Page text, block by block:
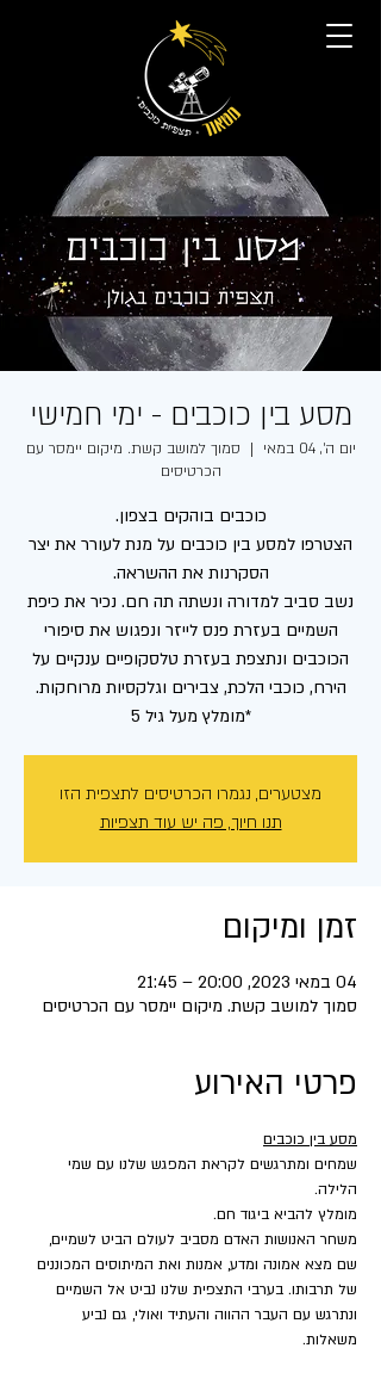
מסע בין כוכבים - ימי חמישי
יום ה׳, 04 במאי
  |
סמוך למושב קשת. מיקום יימסר עם
הכרטיסים
הצטרפו למסע בין כוכבים על מנת לעורר את יצר
נשב סביב למדורה ונשתה תה חם. נכיר את כיפת
השמיים בעזרת פנס לייזר ונפגוש את סיפורי
הכוכבים ונתצפת בעזרת טלסקופיים ענקיים על
*מומלץ מעל גיל 5
מצטערים, נגמרו הכרטיסים לתצפית הזו
תנו חיוך, פה יש עוד תצפיות
זמן ומיקום
04 במאי 2023, 20:00 – 21:45
סמוך למושב קשת. מיקום יימסר עם הכרטיסים
פרטי האירוע
מסע בין כוכבים
שמחים ומתרגשים לקראת המפגש שלנו עם שמי
הלילה.
מומלץ להביא ביגוד חם.
משחר האנושות האדם מסביב לעולם הביט לשמיים,
שם מצא אמונה ומדע, אמנות ואת המיתוסים המכוננים
של תרבותו. בערבי התצפית שלנו נביט אל השמיים
ונתרגש עם העבר ההווה והעתיד ואולי, גם נביע
משאלות.